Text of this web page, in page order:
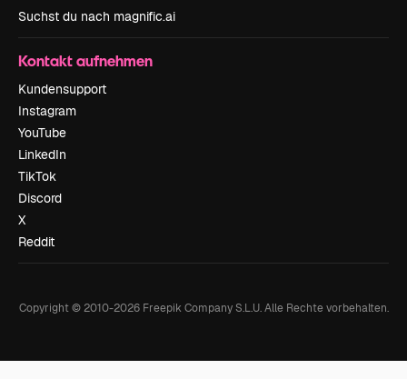
Suchst du nach magnific.ai
Kontakt aufnehmen
Kundensupport
Instagram
YouTube
LinkedIn
TikTok
Discord
X
Reddit
Copyright © 2010-2026Freepik Company S.L.U. Alle Rechte vorbehalten.